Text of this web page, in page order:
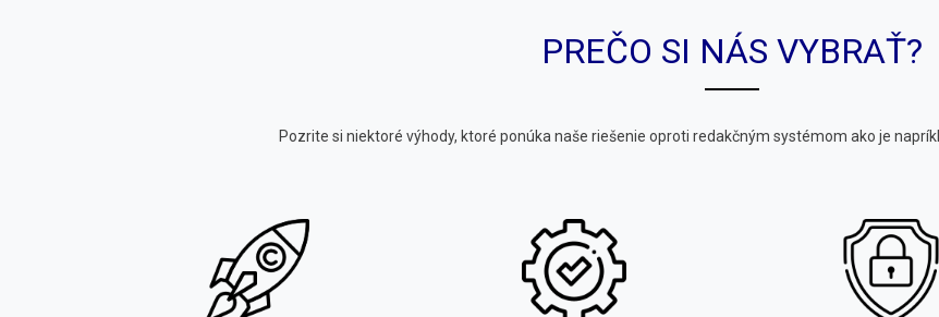
PREČO SI NÁS VYBRAŤ?
Pozrite si niektoré výhody, ktoré ponúka naše riešenie oproti redakčným systémom ako je